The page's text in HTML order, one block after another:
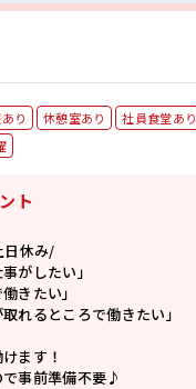
り 休憩室あり 社員食堂あり
ト
休み/
がしたい」
きたい」
れるところで働きたい」
ます！
事前準備不要♪